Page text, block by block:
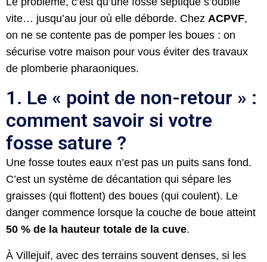
vite… jusqu’au jour où elle déborde. Chez ACPVF,
on ne se contente pas de pomper les boues : on
sécurise votre maison pour vous éviter des travaux
de plomberie pharaoniques.
1. Le « point de non-retour » :
comment savoir si votre
fosse sature ?
Une fosse toutes eaux n’est pas un puits sans fond.
C’est un système de décantation qui sépare les
graisses (qui flottent) des boues (qui coulent). Le
danger commence lorsque la couche de boue atteint
50 % de la hauteur totale de la cuve.
À Villejuif, avec des terrains souvent denses, si les